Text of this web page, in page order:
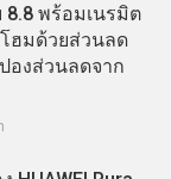
8.8 พร้อมเนรมิต
ฮมด้วยส่วนลด
องส่วนลดจาก